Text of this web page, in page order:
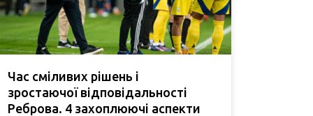
Час сміливих рішень і
зростаючої відповідальності
Реброва. 4 захоплюючі аспекти